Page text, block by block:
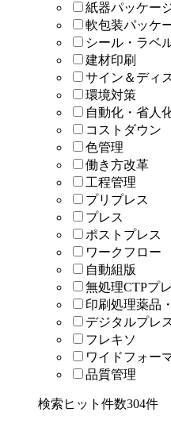
紙器パッケー
軟包装パッケ
シール・ラベ
建材印刷
サイン＆ディ
環境対策
自動化・省人
コストダウン
色管理
働き方改革
工程管理
プリプレス
プレス
ポストプレス
ワークフロー
自動組版
無処理CTPプ
印刷処理薬品
デジタルプレ
フレキソ
ワイドフォー
品質管理
検索ヒット件数304件